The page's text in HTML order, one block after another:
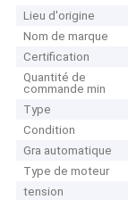
Lieu d'origine
Nom de marque
Certification
Quantité de
commande min
Type
Condition
Gra automatique
Type de moteur
tension